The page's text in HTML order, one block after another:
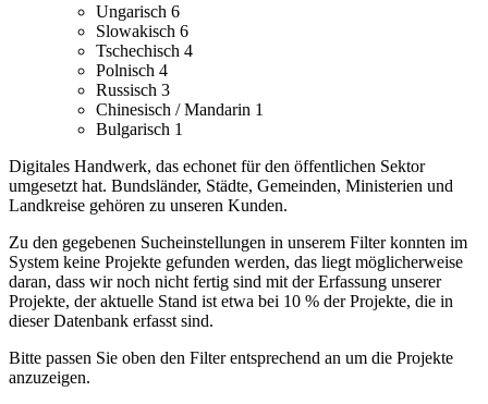
Ungarisch 6
Slowakisch 6
Tschechisch 4
Polnisch 4
Russisch 3
Chinesisch / Mandarin 1
Bulgarisch 1
Digitales Handwerk, das echonet für den öffentlichen Sektor
umgesetzt hat. Bundsländer, Städte, Gemeinden, Ministerien und
Landkreise gehören zu unseren Kunden.
Zu den gegebenen Sucheinstellungen in unserem Filter konnten im
System keine Projekte gefunden werden, das liegt möglicherweise
daran, dass wir noch nicht fertig sind mit der Erfassung unserer
Projekte, der aktuelle Stand ist etwa bei 10 % der Projekte, die in
dieser Datenbank erfasst sind.
Bitte passen Sie oben den Filter entsprechend an um die Projekte
anzuzeigen.